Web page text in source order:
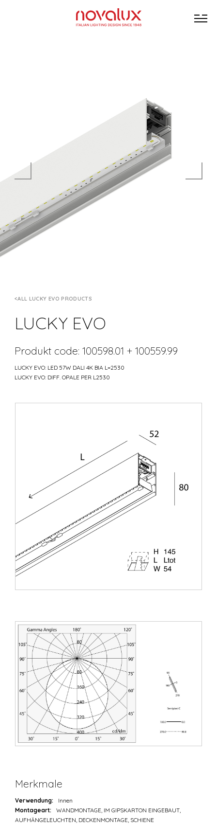
ALL LUCKY EVO PRODUCTS
LUCKY EVO
Produkt code: 100598.01 + 100559.99
LUCKY EVO: LED 57W DALI 4K BIA L=2530
LUCKY EVO: DIFF. OPALE PER L2530
Merkmale
Verwendung:
Innen
Montageart:
WANDMONTAGE, IM GIPSKARTON EINGEBAUT,
AUFHÄNGELEUCHTEN, DECKENMONTAGE, SCHIENE